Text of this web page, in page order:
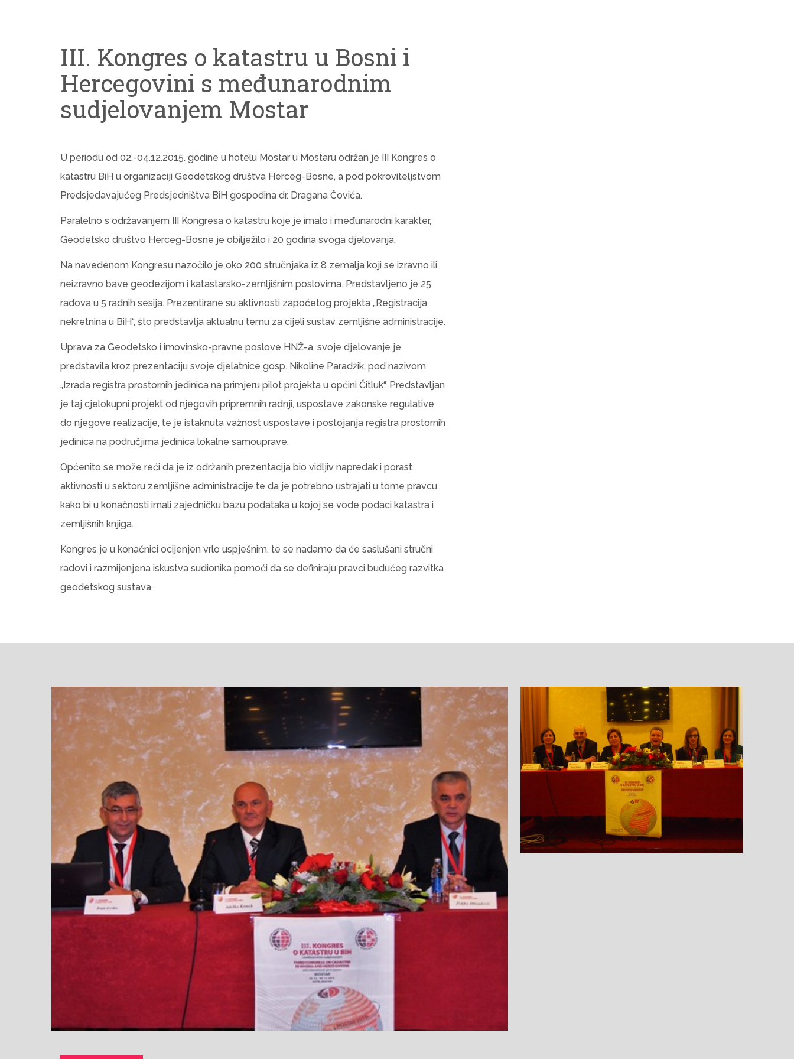
III. Kongres o katastru u Bosni i
Hercegovini s međunarodnim
sudjelovanjem Mostar
U periodu od 02.-04.12.2015. godine u hotelu Mostar u Mostaru održan je III Kongres o
katastru BiH u organizaciji Geodetskog društva Herceg-Bosne, a pod pokroviteljstvom
Predsjedavajućeg Predsjedništva BiH gospodina dr. Dragana Čovića.
Paralelno s održavanjem III Kongresa o katastru koje je imalo i međunarodni karakter,
Geodetsko društvo Herceg-Bosne je obilježilo i 20 godina svoga djelovanja.
Na navedenom Kongresu nazočilo je oko 200 stručnjaka iz 8 zemalja koji se izravno ili
neizravno bave geodezijom i katastarsko-zemljišnim poslovima. Predstavljeno je 25
radova u 5 radnih sesija. Prezentirane su aktivnosti započetog projekta „Registracija
nekretnina u BiH“, što predstavlja aktualnu temu za cijeli sustav zemljišne administracije.
Uprava za Geodetsko i imovinsko-pravne poslove HNŽ-a, svoje djelovanje je
predstavila kroz prezentaciju svoje djelatnice gosp. Nikoline Paradžik, pod nazivom
„Izrada registra prostornih jedinica na primjeru pilot projekta u općini Čitluk“. Predstavljan
je taj cjelokupni projekt od njegovih pripremnih radnji, uspostave zakonske regulative
do njegove realizacije, te je istaknuta važnost uspostave i postojanja registra prostornih
jedinica na područjima jedinica lokalne samouprave.
Općenito se može reći da je iz održanih prezentacija bio vidljiv napredak i porast
aktivnosti u sektoru zemljišne administracije te da je potrebno ustrajati u tome pravcu
kako bi u konačnosti imali zajedničku bazu podataka u kojoj se vode podaci katastra i
zemljišnih knjiga.
Kongres je u konačnici ocijenjen vrlo uspješnim, te se nadamo da će saslušani stručni
radovi i razmijenjena iskustva sudionika pomoći da se definiraju pravci budućeg razvitka
geodetskog sustava.